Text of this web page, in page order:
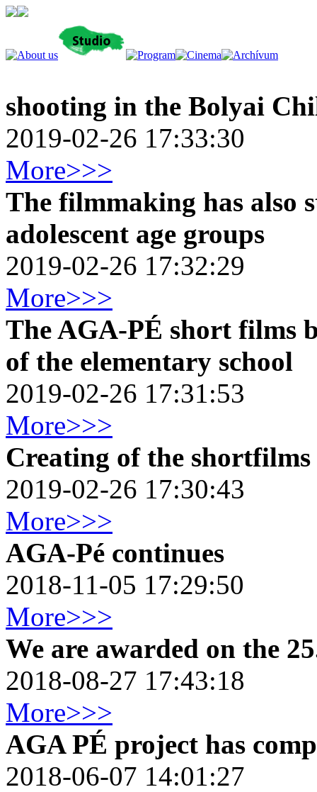
shooting in the Bolyai
2019-02-26 17:33:30
More>>>
The filmmaking has also
adolescent age groups
2019-02-26 17:32:29
More>>>
The AGA-PÉ short films
of the elementary school
2019-02-26 17:31:53
More>>>
Creating of the
2019-02-26 17:30:43
More>>>
AGA-Pé continues
2018-11-05 17:29:50
More>>>
We are awarded on the
2018-08-27 17:43:18
More>>>
AGA PÉ project has
2018-06-07 14:01:27